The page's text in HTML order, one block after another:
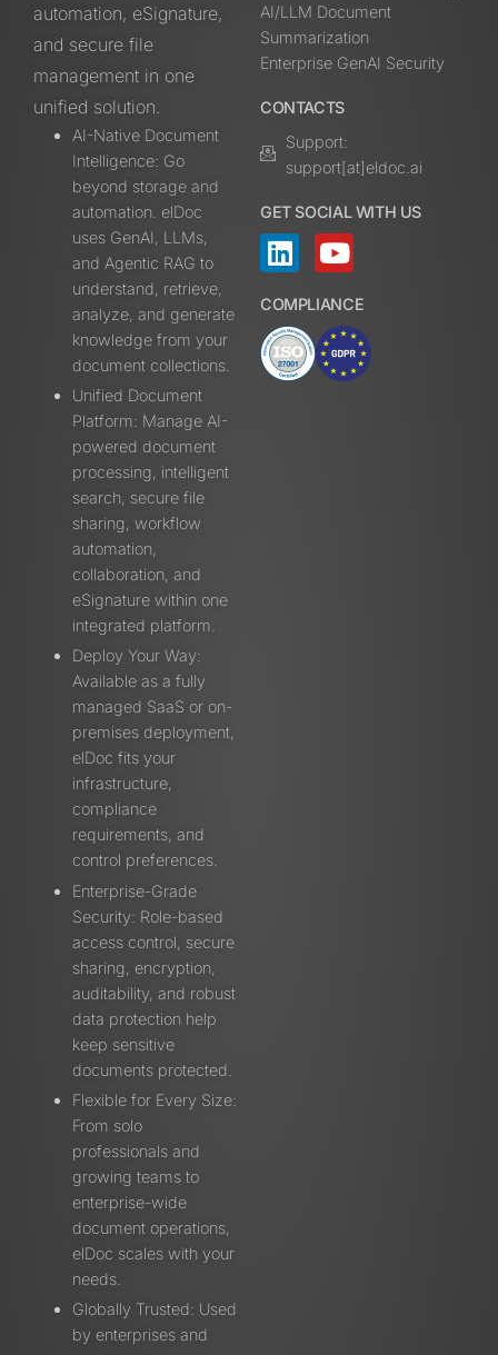
automation, eSignature,
and secure file
management in one
unified solution.
AI-Native Document
Intelligence: Go
beyond storage and
automation. elDoc
uses GenAI, LLMs,
and Agentic RAG to
understand, retrieve,
analyze, and generate
knowledge from your
document collections.
Unified Document
Platform: Manage AI-
powered document
processing, intelligent
search, secure file
sharing, workflow
automation,
collaboration, and
eSignature within one
integrated platform.
Deploy Your Way:
Available as a fully
managed SaaS or on-
premises deployment,
elDoc fits your
infrastructure,
compliance
requirements, and
control preferences.
Enterprise-Grade
Security: Role-based
access control, secure
sharing, encryption,
auditability, and robust
data protection help
keep sensitive
documents protected.
Flexible for Every Size:
From solo
professionals and
growing teams to
enterprise-wide
document operations,
elDoc scales with your
needs.
Globally Trusted: Used
by enterprises and
AI/LLM Document
Summarization
Enterprise GenAI Security
CONTACTS
Support:
support[at]eldoc.ai
GET SOCIAL WITH US
COMPLIANCE